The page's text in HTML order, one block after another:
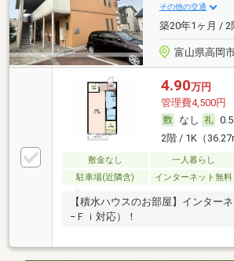
その他の交通
築20年1ヶ月 / 2
富山県高岡
4.90万円
管理費4,500円
なし
2階 / 1K（
敷金なし 一人暮らし
駐車場(近隣含)
インターネット無料
【積水ハウスのお部屋】インター
−Ｆｉ対応）！